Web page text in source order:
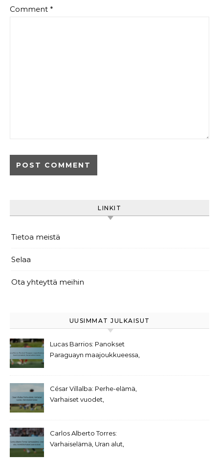
Comment *
LINKIT
Tietoa meistä
Selaa
Ota yhteyttä meihin
UUSIMMAT JULKAISUT
Lucas Barrios: Panokset
Paraguayn maajoukkueessa,
César Villalba: Perhe-elämä,
Varhaiset vuodet,
Carlos Alberto Torres:
Varhaiselämä, Uran alut,